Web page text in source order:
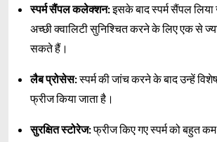
स्पर्म सैंपल कलेक्शन:इसके बाद स्पर्म सैंपल लिया
अच्छी क्वालिटी सुनिश्चित करने के लिए एक से
सकते हैं।
लैब प्रोसेस:स्पर्म की जांच करने के बाद उन्हें
फ्रीज किया जाता है।
सुरक्षित स्टोरेज:फ्रीज किए गए स्पर्म को बहुत कम